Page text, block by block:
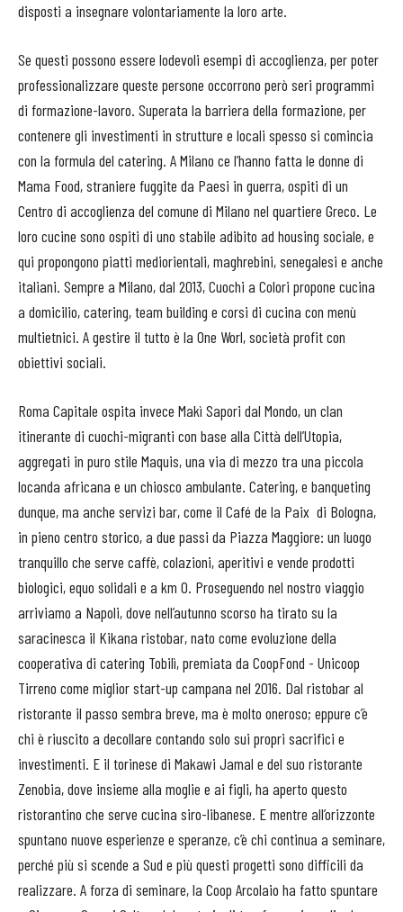
disposti a insegnare volontariamente la loro arte.
Se questi possono essere lodevoli esempi di accoglienza, per poter
professionalizzare queste persone occorrono però seri programmi
di formazione-lavoro. Superata la barriera della formazione, per
contenere gli investimenti in strutture e locali spesso si comincia
con la formula del catering. A Milano ce l’hanno fatta le donne di
Mama Food, straniere fuggite da Paesi in guerra, ospiti di un
Centro di accoglienza del comune di Milano nel quartiere Greco. Le
loro cucine sono ospiti di uno stabile adibito ad housing sociale, e
qui propongono piatti mediorientali, maghrebini, senegalesi e anche
italiani. Sempre a Milano, dal 2013, Cuochi a Colori propone cucina
a domicilio, catering, team building e corsi di cucina con menù
multietnici. A gestire il tutto è la One Worl, società profit con
obiettivi sociali.
Roma Capitale ospita invece Makì Sapori dal Mondo, un clan
itinerante di cuochi-migranti con base alla Città dell’Utopia,
aggregati in puro stile Maquis, una via di mezzo tra una piccola
locanda africana e un chiosco ambulante. Catering, e banqueting
dunque, ma anche servizi bar, come il Café de la Paix di Bologna,
in pieno centro storico, a due passi da Piazza Maggiore: un luogo
tranquillo che serve caffè, colazioni, aperitivi e vende prodotti
biologici, equo solidali e a km 0. Proseguendo nel nostro viaggio
arriviamo a Napoli, dove nell’autunno scorso ha tirato su la
saracinesca il Kikana ristobar, nato come evoluzione della
cooperativa di catering Tobilì, premiata da CoopFond - Unicoop
Tirreno come miglior start-up campana nel 2016. Dal ristobar al
ristorante il passo sembra breve, ma è molto oneroso; eppure c’è
chi è riuscito a decollare contando solo sui propri sacrifici e
investimenti. E il torinese di Makawi Jamal e del suo ristorante
Zenobia, dove insieme alla moglie e ai figli, ha aperto questo
ristorantino che serve cucina siro-libanese. E mentre all’orizzonte
spuntano nuove esperienze e speranze, c’è chi continua a seminare,
perché più si scende a Sud e più questi progetti sono difficili da
realizzare. A forza di seminare, la Coop Arcolaio ha fatto spuntare